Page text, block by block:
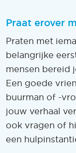
Praat erover
Praten met
belangrijke
mensen bereid
Een goede
buurman of -
jouw verhaal
ook vragen of
een